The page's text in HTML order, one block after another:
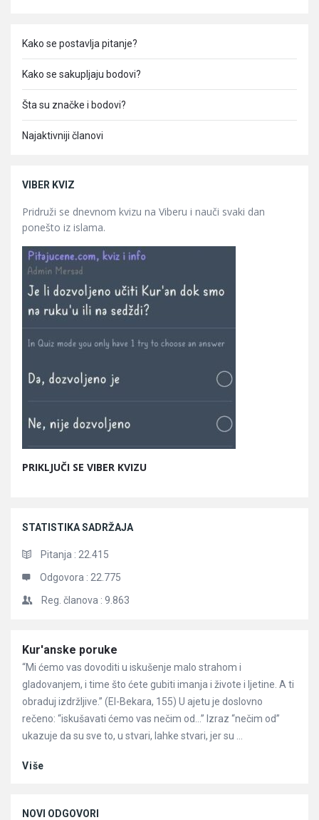
Kako se postavlja pitanje?
Kako se sakupljaju bodovi?
Šta su značke i bodovi?
Najaktivniji članovi
VIBER KVIZ
Pridruži se dnevnom kvizu na Viberu i nauči svaki dan
ponešto iz islama.
PRIKLJUČI SE VIBER KVIZU
STATISTIKA SADRŽAJA
Pitanja : 22.415
Odgovora : 22.775
Reg. članova : 9.863
Članci
Kur'anske poruke
“Mi ćemo vas dovoditi u iskušenje malo strahom i
gladovanjem, i time što ćete gubiti imanja i živote i ljetine. A ti
obraduj izdržljive.” (El-Bekara, 155) U ajetu je doslovno
rečeno: “iskušavati ćemo vas nečim od…” Izraz “nečim od”
ukazuje da su sve to, u stvari, lahke stvari, jer su ...
Više
NOVI ODGOVORI